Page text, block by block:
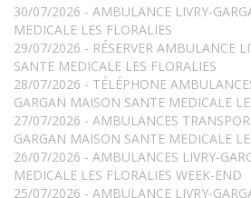
30/07/2026 - AMBULANCE LIVRY-
MEDICALE LES FLORALIES
29/07/2026 - RÉSERVER AMBULANCE
SANTE MEDICALE LES FLORALIES
28/07/2026 - TÉLÉPHONE
GARGAN MAISON SANTE MEDICALE
27/07/2026 - AMBULANCES
GARGAN MAISON SANTE MEDICALE
26/07/2026 - AMBULANCES LIVRY-
MEDICALE LES FLORALIES WEEK-END
25/07/2026 - AMBULANCE LIVRY-